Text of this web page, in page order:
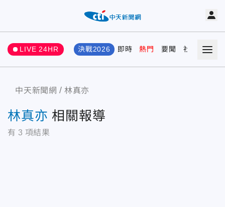
LIVE 24HR 決戰2026 即時 熱門 要聞 社會 娛樂
中天新聞網 林真亦
林真亦 相關報導
有 3 項結果